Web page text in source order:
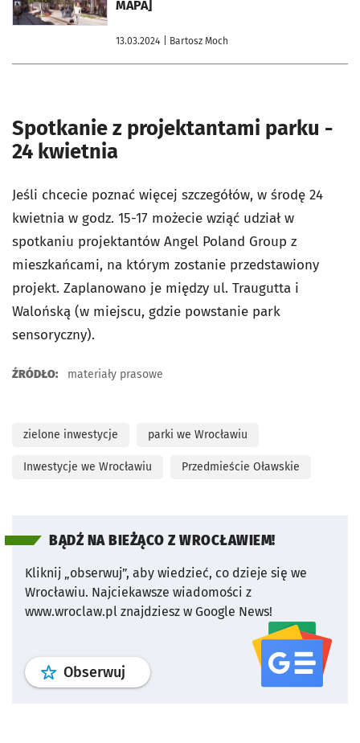
MAPA]
13.03.2024 | Bartosz Moch
Spotkanie z projektantami parku -
24 kwietnia
Jeśli chcecie poznać więcej szczegółów, w środę 24
kwietnia w godz. 15-17 możecie wziąć udział w
spotkaniu projektantów Angel Poland Group z
mieszkańcami, na którym zostanie przedstawiony
projekt. Zaplanowano je między ul. Traugutta i
Walońską (w miejscu, gdzie powstanie park
sensoryczny).
ŹRÓDŁO: materiały prasowe
zielone inwestycje parki we Wrocławiu
Inwestycje we Wrocławiu Przedmieście Oławskie
BĄDŹ NA BIEŻĄCO Z WROCŁAWIEM!
Kliknij „obserwuj”, aby wiedzieć, co dzieje się we
Wrocławiu. Najciekawsze wiadomości z
www.wroclaw.pl znajdziesz w Google News!
Obserwuj profil serwisu